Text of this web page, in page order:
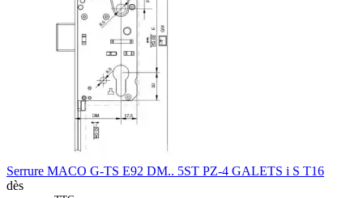
Serrure MACO G-TS E92 DM.. 5ST PZ-4 GALETS i S T16
dès